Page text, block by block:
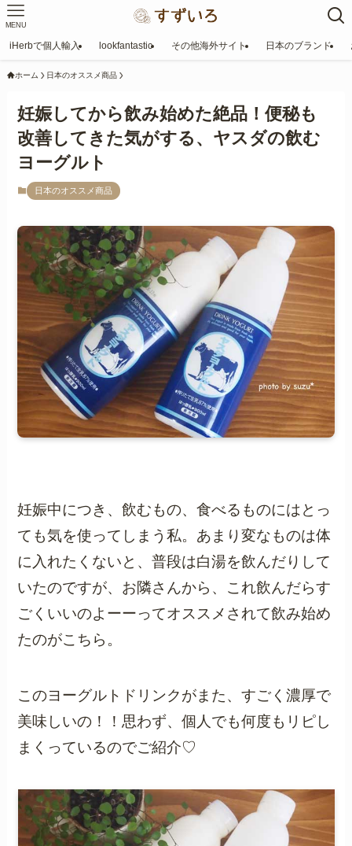
MENU
iHerbで個人輸入 lookfantastic その他海外サイト 日本のブランド
ホーム 日本のオススメ商品
妊娠してから飲み始めた絶品！便秘も
改善してきた気がする、ヤスダの飲む
ヨーグルト
日本のオススメ商品
妊娠中につき、飲むもの、食べるものにはとっ
ても気を使ってしまう私。あまり変なものは体
に入れたくないと、普段は白湯を飲んだりして
いたのですが、お隣さんから、これ飲んだらす
ごくいいのよーーってオススメされて飲み始め
たのがこちら。
このヨーグルトドリンクがまた、すごく濃厚で
美味しいの！！思わず、個人でも何度もリピし
まくっているのでご紹介♡